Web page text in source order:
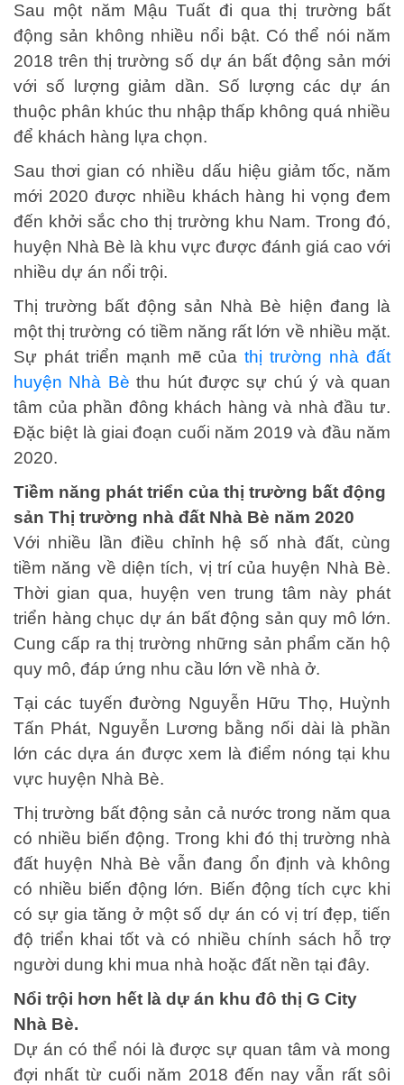
Sau một năm Mậu Tuất đi qua thị trường bất
động sản không nhiều nổi bật. Có thể nói năm
2018 trên thị trường số dự án bất động sản mới
với số lượng giảm dần. Số lượng các dự án
thuộc phân khúc thu nhập thấp không quá nhiều
để khách hàng lựa chọn.
Sau thơi gian có nhiều dấu hiệu giảm tốc, năm
mới 2020 được nhiều khách hàng hi vọng đem
đến khởi sắc cho thị trường khu Nam. Trong đó,
huyện Nhà Bè là khu vực được đánh giá cao với
nhiều dự án nổi trội.
Thị trường bất động sản Nhà Bè hiện đang là
một thị trường có tiềm năng rất lớn về nhiều mặt.
Sự phát triển mạnh mẽ củathị trường nhà đất
huyện Nhà Bè thu hút được sự chú ý và quan
tâm của phần đông khách hàng và nhà đầu tư.
Đặc biệt là giai đoạn cuối năm 2019 và đầu năm
2020.
Tiềm năng phát triển của thị trường bất động
sản Thị trường nhà đất Nhà Bè năm 2020
Với nhiều lần điều chỉnh hệ số nhà đất, cùng
tiềm năng về diện tích, vị trí của huyện Nhà Bè.
Thời gian qua, huyện ven trung tâm này phát
triển hàng chục dự án bất động sản quy mô lớn.
Cung cấp ra thị trường những sản phẩm căn hộ
quy mô, đáp ứng nhu cầu lớn về nhà ở.
Tại các tuyến đường Nguyễn Hữu Thọ, Huỳnh
Tấn Phát, Nguyễn Lương bằng nối dài là phần
lớn các dựa án được xem là điểm nóng tại khu
vực huyện Nhà Bè.
Thị trường bất động sản cả nước trong năm qua
có nhiều biến động. Trong khi đó thị trường nhà
đất huyện Nhà Bè vẫn đang ổn định và không
có nhiều biến động lớn. Biến động tích cực khi
có sự gia tăng ở một số dự án có vị trí đẹp, tiến
độ triển khai tốt và có nhiều chính sách hỗ trợ
người dung khi mua nhà hoặc đất nền tại đây.
Nổi trội hơn hết là dự án khu đô thị G City
Nhà Bè.
Dự án có thể nói là được sự quan tâm và mong
đợi nhất từ cuối năm 2018 đến nay vẫn rất sôi